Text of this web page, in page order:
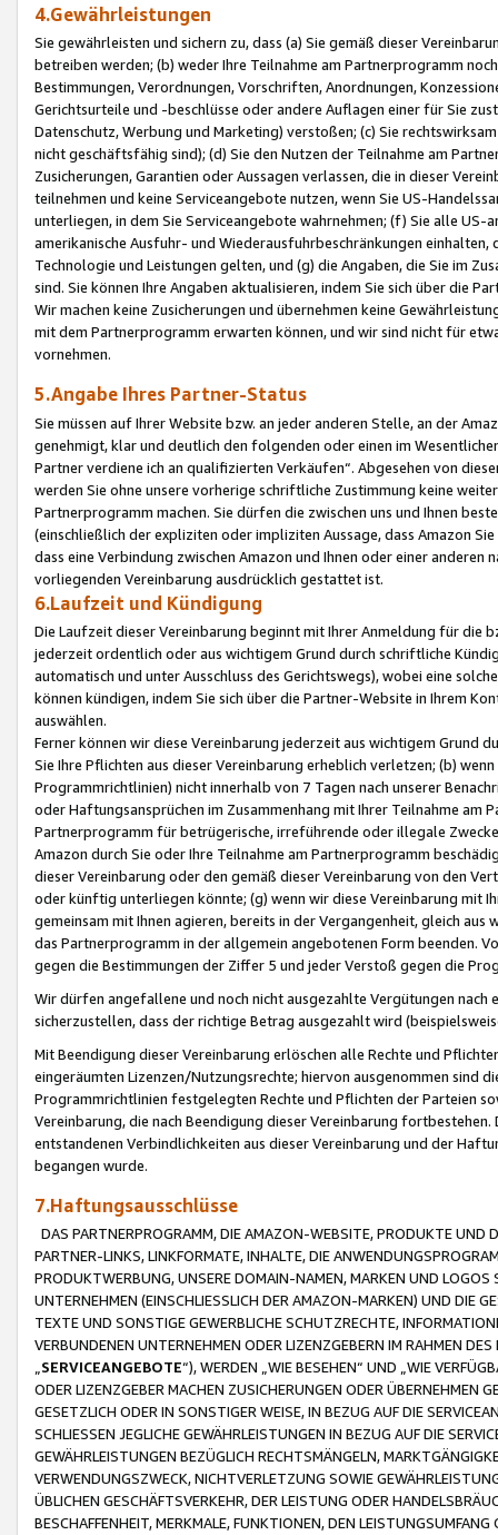
4.Gewährleistungen
Sie gewährleisten und sichern zu, dass (a) Sie gemäß dieser
betreiben werden; (b) weder Ihre Teilnahme am Partnerprogramm
Bestimmungen, Verordnungen, Vorschriften, Anordnungen,
Gerichtsurteile und -beschlüsse oder andere Auflagen einer für Sie
Datenschutz, Werbung und Marketing) verstoßen; (c) Sie
nicht geschäftsfähig sind); (d) Sie den Nutzen der Teilnahme am
Zusicherungen, Garantien oder Aussagen verlassen, die in dieser
teilnehmen und keine Serviceangebote nutzen, wenn Sie US-
unterliegen, in dem Sie Serviceangebote wahrnehmen; (f) Sie alle
amerikanische Ausfuhr- und Wiederausfuhrbeschränkungen
Technologie und Leistungen gelten, und (g) die Angaben, die Sie im
sind. Sie können Ihre Angaben aktualisieren, indem Sie sich über die
Wir machen keine Zusicherungen und übernehmen keine
mit dem Partnerprogramm erwarten können, und wir sind nicht für
vornehmen.
5.Angabe Ihres Partner-Status
Sie müssen auf Ihrer Website bzw. an jeder anderen Stelle, an der
genehmigt, klar und deutlich den folgenden oder einen im
Partner verdiene ich an qualifizierten Verkäufen“. Abgesehen von
werden Sie ohne unsere vorherige schriftliche Zustimmung keine
Partnerprogramm machen. Sie dürfen die zwischen uns und Ihnen
(einschließlich der expliziten oder impliziten Aussage, dass Amazon
dass eine Verbindung zwischen Amazon und Ihnen oder einer
vorliegenden Vereinbarung ausdrücklich gestattet ist.
6.Laufzeit und Kündigung
Die Laufzeit dieser Vereinbarung beginnt mit Ihrer Anmeldung für die
jederzeit ordentlich oder aus wichtigem Grund durch schriftliche
automatisch und unter Ausschluss des Gerichtswegs), wobei eine
können kündigen, indem Sie sich über die Partner-Website in Ihrem
auswählen.
Ferner können wir diese Vereinbarung jederzeit aus wichtigem Grund
Sie Ihre Pflichten aus dieser Vereinbarung erheblich verletzen; (b)
Programmrichtlinien) nicht innerhalb von 7 Tagen nach unserer
oder Haftungsansprüchen im Zusammenhang mit Ihrer Teilnahme am
Partnerprogramm für betrügerische, irreführende oder illegale
Amazon durch Sie oder Ihre Teilnahme am Partnerprogramm
dieser Vereinbarung oder den gemäß dieser Vereinbarung von den
oder künftig unterliegen könnte; (g) wenn wir diese Vereinbarung mit
gemeinsam mit Ihnen agieren, bereits in der Vergangenheit, gleich
das Partnerprogramm in der allgemein angebotenen Form beenden.
gegen die Bestimmungen der Ziffer 5 und jeder Verstoß gegen die
Wir dürfen angefallene und noch nicht ausgezahlte Vergütungen
sicherzustellen, dass der richtige Betrag ausgezahlt wird
Mit Beendigung dieser Vereinbarung erlöschen alle Rechte und
eingeräumten Lizenzen/Nutzungsrechte; hiervon ausgenommen sind
Programmrichtlinien festgelegten Rechte und Pflichten der Parteien
Vereinbarung, die nach Beendigung dieser Vereinbarung
entstandenen Verbindlichkeiten aus dieser Vereinbarung und der
begangen wurde.
7.Haftungsausschlüsse
DAS PARTNERPROGRAMM, DIE AMAZON-WEBSITE, PRODUKTE UND
PARTNER-LINKS, LINKFORMATE, INHALTE, DIE
PRODUKTWERBUNG, UNSERE DOMAIN-NAMEN, MARKEN UND
UNTERNEHMEN (EINSCHLIESSLICH DER AMAZON-MARKEN) UND DIE
TEXTE UND SONSTIGE GEWERBLICHE SCHUTZRECHTE,
VERBUNDENEN UNTERNEHMEN ODER LIZENZGEBERN IM RAHMEN
SERVICEANGEBOTE“), WERDEN „WIE BESEHEN“ UND „WIE
ODER LIZENZGEBER MACHEN ZUSICHERUNGEN ODER ÜBERNEHMEN
GESETZLICH ODER IN SONSTIGER WEISE, IN BEZUG AUF DIE
SCHLIESSEN JEGLICHE GEWÄHRLEISTUNGEN IN BEZUG AUF DIE
GEWÄHRLEISTUNGEN BEZÜGLICH RECHTSMÄNGELN,
VERWENDUNGSZWECK, NICHTVERLETZUNG SOWIE
ÜBLICHEN GESCHÄFTSVERKEHR, DER LEISTUNG ODER
BESCHAFFENHEIT, MERKMALE, FUNKTIONEN, DEN